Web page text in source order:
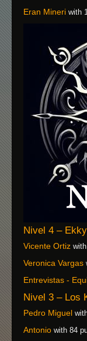
Eran Mineri with
Nivel 4 –
Vicente Ortiz
Veronica Vargas
Entrevistas -
Nivel 3 – Los
Pedro Miguel
Antonio with 84